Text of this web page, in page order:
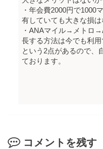
・年会費2000円で1000
有していても大きな損は
・ANAマイル→メトロ
長する方法は今でも利用
という2点があるので、
ております。
コメントを残す